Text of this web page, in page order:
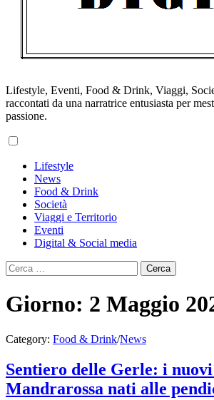
Lifestyle, Eventi, Food & Drink, Viaggi,
raccontati da una narratrice entusiasta per
passione.
Menu
Lifestyle
News
Food & Drink
Società
Viaggi e Territorio
Eventi
Digital & Social media
Ricerca
per:
Giorno: 2 Maggio
Category: Food & Drink/News
Sentiero delle Gerle: i
Mandrarossa nati alle